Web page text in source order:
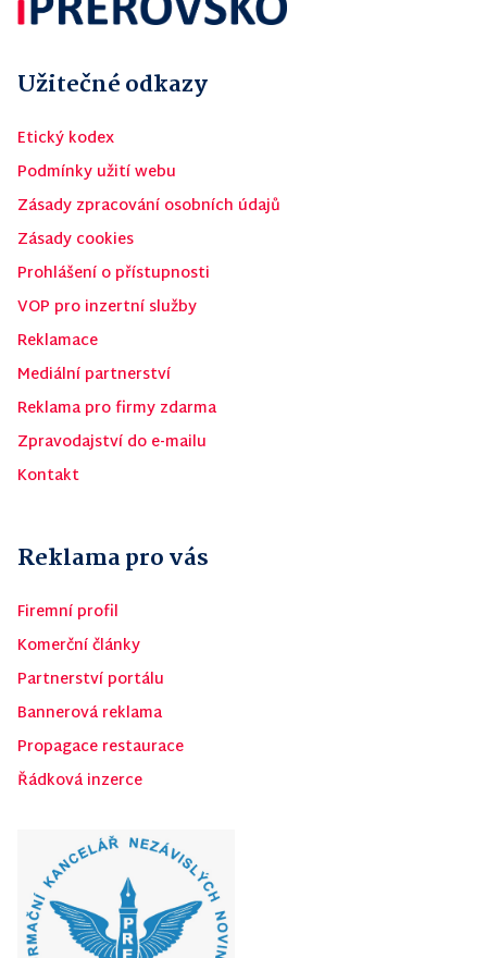
Užitečné odkazy
Etický kodex
Podmínky užití webu
Zásady zpracování osobních údajů
Zásady cookies
Prohlášení o přístupnosti
VOP pro inzertní služby
Reklamace
Mediální partnerství
Reklama pro firmy zdarma
Zpravodajství do e-mailu
Kontakt
Reklama pro vás
Firemní profil
Komerční články
Partnerství portálu
Bannerová reklama
Propagace restaurace
Řádková inzerce